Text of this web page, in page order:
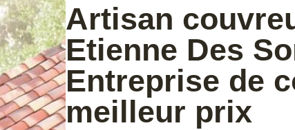
Artisan
Etienne Des
Entreprise de
meilleur prix